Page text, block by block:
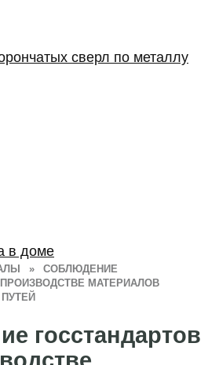
»
СОБЛЮДЕНИЕ
МАТЕРИАЛОВ
госстандартов
сверл по металлу
в доме